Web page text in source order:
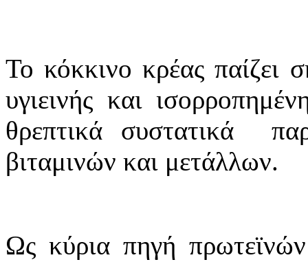
Το κόκκινο κρέας παίζει
υγιεινής και
θρεπτικά συστατικά
βιταμινών και μετάλλων.
Ως κύρια πηγή